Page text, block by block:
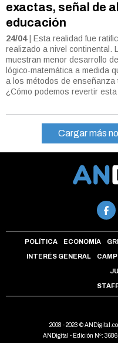
exactas, señal de
educación
24/04| Esta realidad fue
realizado a nivel continental.
muestran menor desarrollo
lógico-matemática a medida
a los métodos de enseñanza
¿Cómo podemos revertir
Cargar más
POLÍTICA ECONOMÍA
INTERÉS GENERAL
2008 - 2023 ©
ANDigital - Edición Nº: